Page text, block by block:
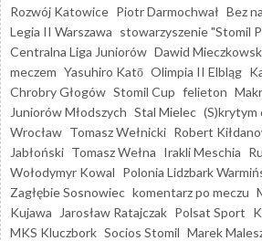
Rozwój Katowice Piotr Darmochwał Bez
Legia II Warszawa stowarzyszenie "Stomil
Centralna Liga Juniorów Dawid
meczem Yasuhiro Katō Olimpia II Elbląg
Chrobry Głogów Stomil Cup felieton
Juniorów Młodszych Stal Mielec (S)krytym
Wrocław Tomasz Wełnicki Robert
Jabłoński Tomasz Wełna Irakli Meschia
Wołodymyr Kowal Polonia Lidzbark
Zagłębie Sosnowiec komentarz po meczu
Kujawa
Jarosław Ratajczak Polsat Sport
MKS Kluczbork Socios Stomil Marek